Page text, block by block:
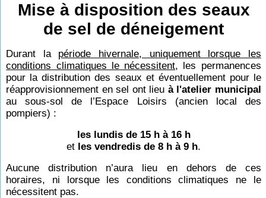
Mise à disposition des seaux
de sel de déneigement
Durant la période hivernale, uniquement lorsque les
conditions climatiques le nécessitent, les permanences
pour la distribution des seaux et éventuellement pour le
réapprovisionnement en sel ont lieu à l'atelier municipal
au sous-sol de l’Espace Loisirs (ancien local des
pompiers) :
les lundis de 15 h à 16 h
et les vendredis de 8 h à 9 h.
Aucune distribution n’aura lieu en dehors de ces
horaires, ni lorsque les conditions climatiques ne le
nécessitent pas.